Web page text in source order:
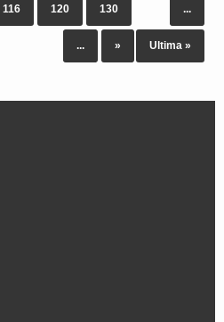
116 ...
120 130
... » Ultima »